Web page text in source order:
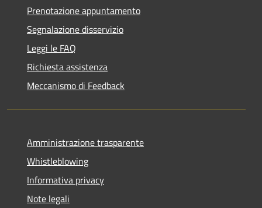
Prenotazione appuntamento
Segnalazione disservizio
Leggi le FAQ
Richiesta assistenza
Meccanismo di Feedback
Amministrazione trasparente
Whistleblowing
Informativa privacy
Note legali